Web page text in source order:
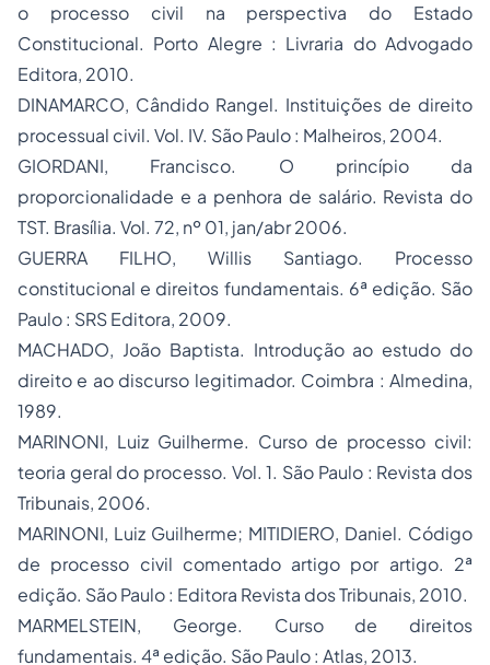
o processo civil na perspectiva do Estado
Constitucional. Porto Alegre : Livraria do Advogado
Editora, 2010.
DINAMARCO, Cândido Rangel. Instituições de direito
processual civil. Vol. IV. São Paulo : Malheiros, 2004.
GIORDANI, Francisco. O princípio da
proporcionalidade e a penhora de salário. Revista do
TST. Brasília. Vol. 72, nº 01, jan/abr 2006.
GUERRA FILHO, Willis Santiago. Processo
constitucional e direitos fundamentais. 6ª edição. São
Paulo : SRS Editora, 2009.
MACHADO, João Baptista. Introdução ao estudo do
direito e ao discurso legitimador. Coimbra : Almedina,
1989.
MARINONI, Luiz Guilherme. Curso de processo civil:
teoria geral do processo. Vol. 1. São Paulo : Revista dos
Tribunais, 2006.
MARINONI, Luiz Guilherme; MITIDIERO, Daniel. Código
de processo civil comentado artigo por artigo. 2ª
edição. São Paulo : Editora Revista dos Tribunais, 2010.
MARMELSTEIN, George. Curso de direitos
fundamentais. 4ª edição. São Paulo : Atlas, 2013.